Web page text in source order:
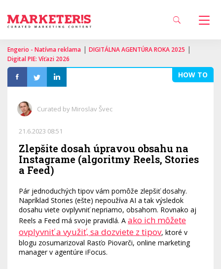
Engerio - Natívna reklama | DIGITÁLNA AGENTÚRA ROKA 2025 |
Digital PIE: Víťazi 2026
HOW TO
Curated by Miroslav Švec
21.6.2023 08:51
Zlepšite dosah úpravou obsahu na
Instagrame (algoritmy Reels, Stories
a Feed)
Pár jednoduchých tipov vám pomôže zlepšiť dosahy.
Napríklad Stories (ešte) nepoužíva AI a tak výsledok
dosahu viete ovplyvniť nepriamo, obsahom. Rovnako aj
Reels a Feed má svoje pravidlá. A ako ich môžete
ovplyvniť a využiť, sa dozviete z tipov, ktoré v
blogu zosumarizoval Rasťo Piovarči, online marketing
manager v agentúre iFocus.